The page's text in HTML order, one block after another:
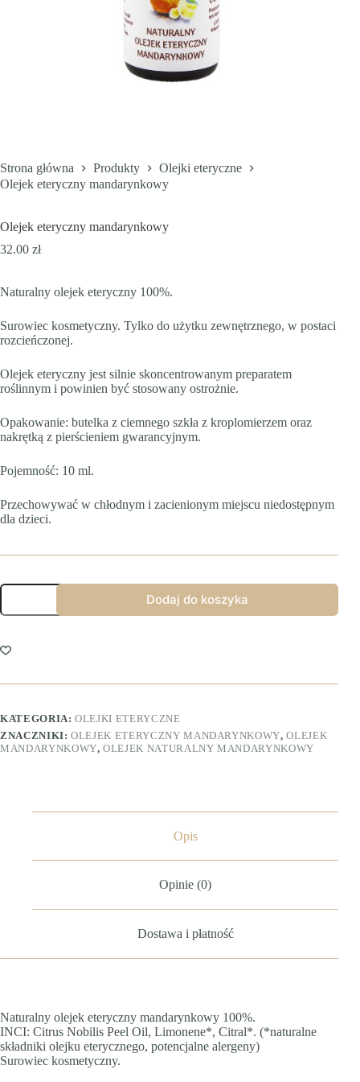
Strona główna Produkty
Olejki eteryczne
Olejek eteryczny mandarynkowy
Olejek eteryczny mandarynkowy
32.00 zł
Naturalny olejek eteryczny 100%.
Surowiec kosmetyczny. Tylko do użytku zewnętrznego, w postaci
rozcieńczonej.
Olejek eteryczny jest silnie skoncentrowanym preparatem
roślinnym i powinien być stosowany ostrożnie.
Opakowanie: butelka z ciemnego szkła z kroplomierzem oraz
nakrętką z pierścieniem gwarancyjnym.
Pojemność: 10 ml.
Przechowywać w chłodnym i zacienionym miejscu niedostępnym
dla dzieci.
ilość
eteryczny
Dodaj do koszyka
KATEGORIA:OLEJKI ETERYCZNE
ZNACZNIKI:OLEJEK ETERYCZNY MANDARYNKOWY,OLEJEK
MANDARYNKOWY,OLEJEK NATURALNY MANDARYNKOWY
Opis
Opinie (0)
Dostawa i płatność
Naturalny olejek eteryczny mandarynkowy 100%.
INCI: Citrus Nobilis Peel Oil, Limonene*, Citral*. (*naturalne
składniki olejku eterycznego, potencjalne alergeny)
Surowiec kosmetyczny.